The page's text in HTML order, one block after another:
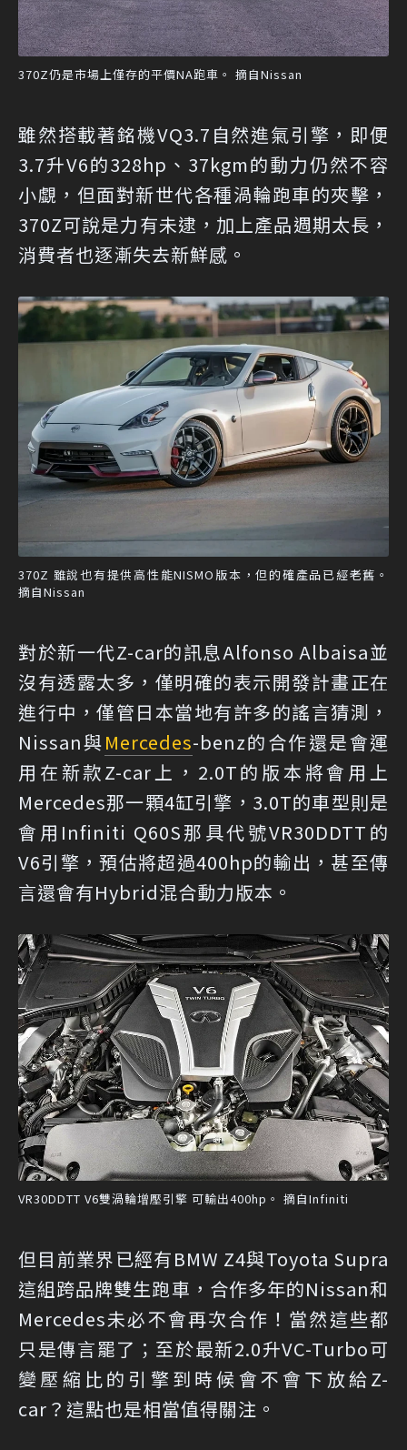
370Z仍是市場上僅存的平價NA跑車。 摘自Nissan
雖然搭載著銘機VQ3.7自然進氣引擎，即便
3.7升V6的328hp、37kgm的動力仍然不容
小覷，但面對新世代各種渦輪跑車的夾擊，
370Z可說是力有未逮，加上產品週期太長，
消費者也逐漸失去新鮮感。
370Z 雖說也有提供高性能NISMO版本，但的確產品已經老舊。
摘自Nissan
對於新一代Z-car的訊息Alfonso Albaisa並
沒有透露太多，僅明確的表示開發計畫正在
進行中，僅管日本當地有許多的謠言猜測，
Nissan與Mercedes-benz的合作還是會運
用在新款Z-car上，2.0T的版本將會用上
Mercedes那一顆4缸引擎，3.0T的車型則是
會用Infiniti Q60S那具代號VR30DDTT的
V6引擎，預估將超過400hp的輸出，甚至傳
言還會有Hybrid混合動力版本。
VR30DDTT V6雙渦輪增壓引擎 可輸出400hp。 摘自Infiniti
但目前業界已經有BMW Z4與Toyota Supra
這組跨品牌雙生跑車，合作多年的Nissan和
Mercedes未必不會再次合作！當然這些都
只是傳言罷了；至於最新2.0升VC-Turbo可
變壓縮比的引擎到時候會不會下放給Z-
car？這點也是相當值得關注。